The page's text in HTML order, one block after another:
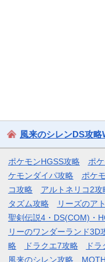
風来のシレンDS攻
ポケモンHGSS攻略 ポ
ケモンダイパ攻略
ポケ
コ攻略
アルトネリコ2攻
タズム攻略
リーズのア
聖剣伝説4・DS(COM)・
リーのワンダーランド3D
略
ドラクエ7攻略 ド
風来のシレン攻略